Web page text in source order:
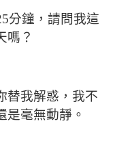
分鐘，請問我這
嗎？
替我解惑，我不
是毫無動靜。